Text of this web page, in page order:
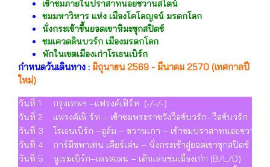
เข้าชมภายในปราสาทนอยชวานสไตน์
ชมมหาวิหาร แห่ง เมืองโคโลญจน์ มรดกโลก
นั่งกระเช้าขึ้นยอดเขาหิมะซุกสปิตซ์
ชมเควดลินบวร์ก เมืองมรดกโลก
พักในเขตเมืองเก่าโรเธนเบิร์ก
กำหนดวันเดินทาง : มิถุนายน 2569 - มีนาคม 2570 (เทศกาลปี
ใหม่)
วันที่ 1
กรุงเทพฯ –แฟรงค์เฟิร์ท (-/-/-)
วันที่ 2
แฟรงค์เฟิ ร์ท – เข้าชมพระราชวังวือซ์บวร์ก–วือซ์บวร์ก – โ
วันที่ 3
โรเธนเบิร์ก –อูล์ม – ชวานเกา – เข้าชมปราสาทนอยชวาน
วันที่ 4
การ์มิซพาเท่น เคียร์เค่น – นั่งกระเช้าสู่ยอดเขาซุกสปิตซ์ – ช
วันที่ 5
นูเรมเบิร์ก–เดรสเดน – เดินเล่นชมเมืองเก่า (B/L/D)